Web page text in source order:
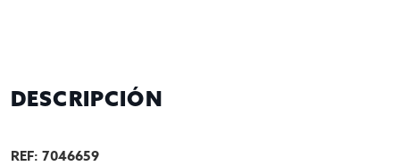
DESCRIPCIÓN
REF: 7046659